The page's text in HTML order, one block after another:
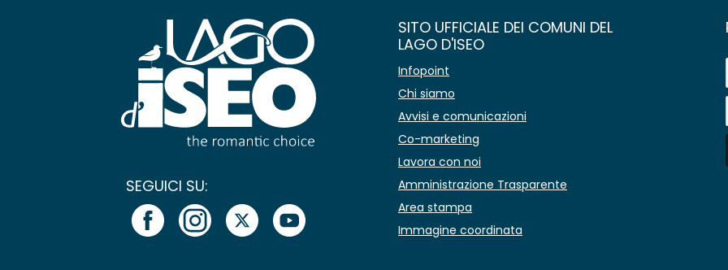
SEGUICI SU:
SITO UFFICIALE DEI COMUNI DEL
LAGO D'ISEO
Infopoint
Chi siamo
Avvisi e comunicazioni
Co-marketing
Lavora con noi
Amministrazione Trasparente
Area stampa
Immagine coordinata